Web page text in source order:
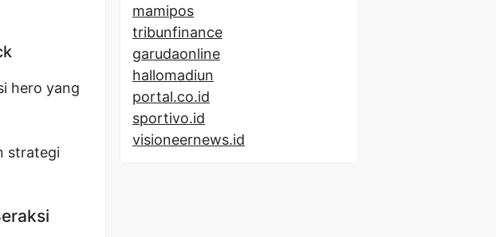
hero yang
strategi
mamipos
tribunfinance
garudaonline
hallomadiun
portal.co.id
sportivo.id
visioneernews.id